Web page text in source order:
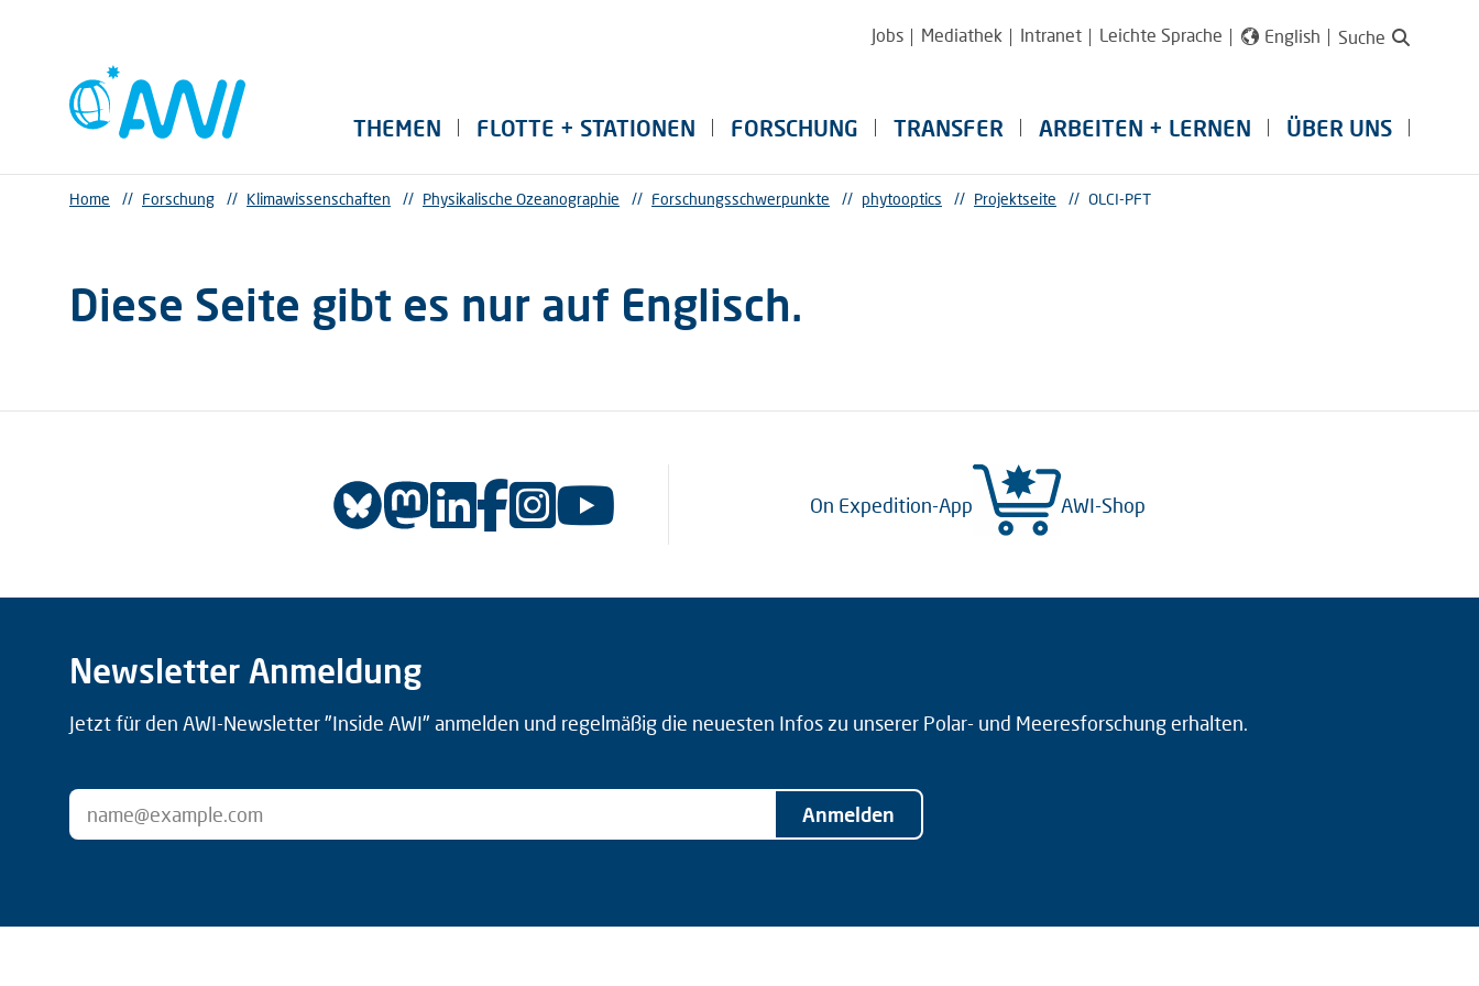
Jobs Mediathek Intranet Leichte Sprache English Suche
THEMEN FLOTTE + STATIONEN FORSCHUNG TRANSFER ARBEITEN + LERNEN ÜBER UNS
Home // Forschung // Klimawissenschaften // Physikalische Ozeanographie // Forschungsschwerpunkte // phytooptics // Projektseite // OLCI-PFT
Diese Seite gibt es nur auf Englisch.
On Expedition-App AWI-Shop
Newsletter Anmeldung
Jetzt für den AWI-Newsletter "Inside AWI" anmelden und regelmäßig die neuesten Infos zu unserer Polar- und Meeresforschung erhalten.
Anmelden